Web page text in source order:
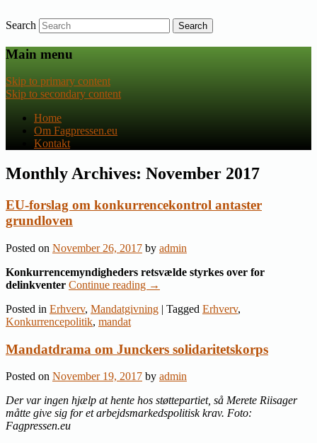
Fagpressen.eu
Nyheder om dansk EU-politik
Search
Main menu
Skip to primary content
Skip to secondary content
Home
Om Fagpressen.eu
Kontakt
Monthly Archives: November 2017
EU-forslag om konkurrencekontrol antaster
grundloven
Posted on November 26, 2017 by admin
Konkurrencemyndigheders retsvælde styrkes over for
delinkventer Continue reading →
Posted in Erhverv, Mandatgivning | Tagged Erhverv,
Konkurrencepolitik, mandat
Mandatdrama om Junckers solidaritetskorps
Posted on November 19, 2017 by admin
Der var ingen hjælp at hente hos støttepartiet, så Merete Riisager
måtte give sig for et arbejdsmarkedspolitisk krav. Foto:
Fagpressen.eu